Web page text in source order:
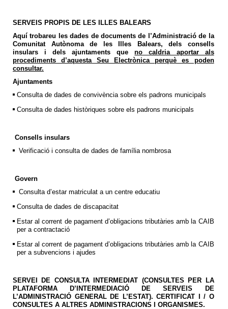
SERVEIS PROPIS DE LES ILLES BALEARS
Aquí trobareu les dades de documents de l’Administració de la
Comunitat Autònoma de les Illes Balears, dels consells
insulars i dels ajuntaments queno caldria aportar als
procediments d’aquesta Seu Electrònica perquè es poden
consultar.
Ajuntaments
Consulta de dades de convivència sobre els padrons municipals
Consulta de dades històriques sobre els padrons municipals
Consells insulars
Verificació i consulta de dades de família nombrosa
Govern
Consulta d’estar matriculat a un centre educatiu
Consulta de dades de discapacitat
Estar al corrent de pagament d’obligacions tributàries amb la CAIB
per a contractació
Estar al corrent de pagament d’obligacions tributàries amb la CAIB
per a subvencions i ajudes
SERVEI DE CONSULTA INTERMEDIAT (CONSULTES PER LA
PLATAFORMA D’INTERMEDIACIÓ DE SERVEIS DE
L’ADMINISTRACIÓ GENERAL DE L’ESTAT). CERTIFICAT I / O
CONSULTES A ALTRES ADMINISTRACIONS I ORGANISMES.